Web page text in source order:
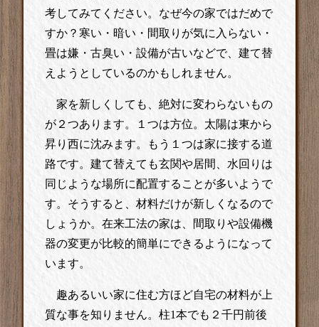
考してみてください。なぜ今の家ではだめで
すか？寒い・暗い・間取りが気に入らない・
畳は嫌・古臭い・設備が古いなどで、建て替
えようとしているのかもしれません。
家を新しくしても、絶対に変わらないもの
が２つあります。１つは方位。太陽は東から
昇り西に沈みます。もう１つは家に接する道
路です。建て替えても玄関や居間、水回りは
同じような場所に配置することが多いようで
す。そうすると、材料だけが新しくなるので
しょうか。在来工法の家は、間取りや設備機
器の変更が比較的簡単にできるようになって
います。
趣あるいい家に住む方ほど自宅の材料が上
質な事を知りません。柱1本でも２千円前後